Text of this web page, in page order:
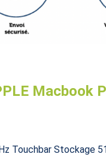
Macbook
Touchbar Stockage